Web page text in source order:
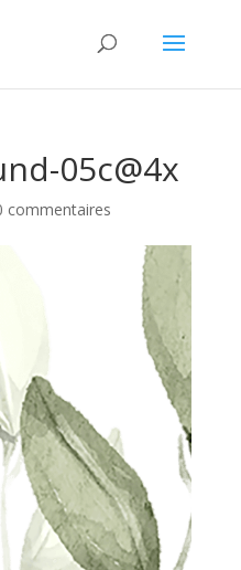
05c@4x
commentaires